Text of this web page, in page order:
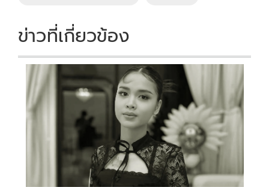
k k
ข่าวที่เกี่ยวข้อง